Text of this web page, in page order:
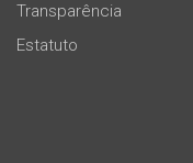
Transparência
Estatuto